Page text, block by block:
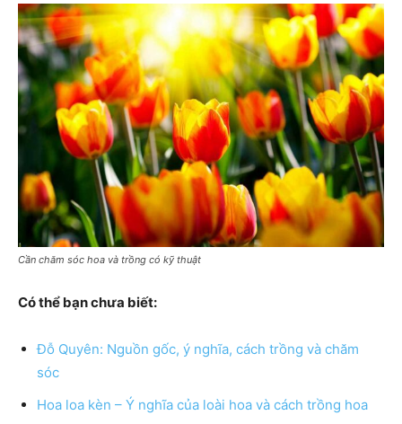
Cần chăm sóc hoa và trồng có kỹ thuật
Có thể bạn chưa biết:
Đỗ Quyên: Nguồn gốc, ý nghĩa, cách trồng và chăm
sóc
Hoa loa kèn – Ý nghĩa của loài hoa và cách trồng hoa